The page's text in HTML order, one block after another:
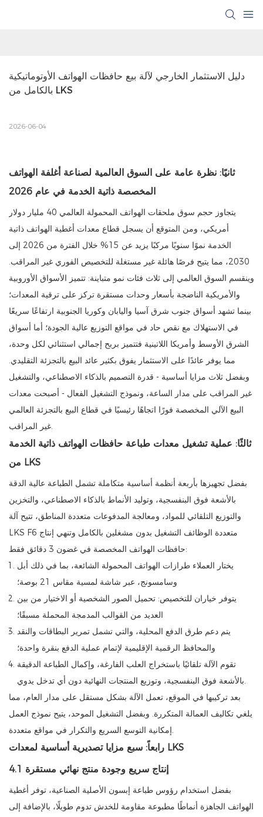
دليل الاستثمار الخارجي لآلة بيع حافظات الهواتف الأوتوماتيكية
بالكامل من LKS
2026-06-04
ثانيًا: نظرة عامة على السوق العالمية لصناعة أغلفة الهواتف
المخصصة ذاتية الخدمة في عام 2026
يتجاوز حجم سوق ملحقات الهواتف المحمولة العالمي 40 مليار دولار
أمريكي، ومن المتوقع أن يسجل قطاع معدات أغطية الهواتف ذاتية
الخدمة نموًا سنويًا مركبًا يزيد عن 15% خلال الفترة من 2026 إلى
2030، مما يتيح فرصًا هائلة غير مستغلة للتخصيص الفوري غير المراقب.
وينقسم السوق العالمي إلى ثلاث فئات نمو متباينة: تتميز الأسواق الأوروبية
والأمريكية الناضجة بأسعار وحدات مستقرة تركز على ترقية المعدات؛
بينما تشهد أسواق جنوب شرق آسيا واليابان وكوريا الجنوبية ارتفاعًا سريعًا
في الاستهلاك مع نقص حاد في مواقع التوزيع عالية الجودة؛ أما أسواق
الشرق الأوسط وأمريكا اللاتينية فتتميز بربح إجمالي استثنائي لكل وحدة،
مما يوفر عائدًا على الاستثمار يفوق بكثير عائد البيع بالتجزئة التقليدي.
وبفضل ثلاث مزايا أساسية - قدرة التصميم بالذكاء الاصطناعي، والتشغيل
غير المراقب على مدار الساعة، ونموذج التشغيل الفعال - أصبحت معدات
البيع الآلي المخصصة فورًا اتجاهًا رئيسيًا في قطاع البيع بالتجزئة العالمي
غير المراقب.
ثالثًا: عملية تشغيل معدات طباعة حافظات الهواتف ذاتية الخدمة
من LKS
بفضل تجهيزها بأربعة أنظمة أساسية متكاملة تشمل الطباعة عالية الدقة
بالأشعة فوق البنفسجية، وتوليد الأنماط بالذكاء الاصطناعي، والتخزين
والتوزيع التلقائي للمواد، ومعالجة المدفوعات متعددة المناطق، تتيح آلة
LKS F6 متعددة الوظائف التشغيل بدون مشغلين بالكامل وتنهي إنتاج
حافظات الهواتف المخصصة في غضون 3 دقائق فقط:
يختار العملاء طرازات الهواتف المحمولة الشائعة، بما في ذلك أبل
وسامسونج، عبر شاشة لمسية مقاس 21 بوصة؛
يتوفر خياران للتخصيص: تحميل الصور الشخصية أو الاختيار من بين
العديد من القوالب المدمجة المحملة مسبقًا؛
يتم دعم طرق الدفع المحلية، والتي تشمل تمرير البطاقات والنقد
والمحافظ الرقمية الإقليمية لإتمام عملية الدفع بنقرة واحدة؛
تقوم الآلة تلقائيًا باستخراج العلب الفارغة، وإكمال الطباعة الدقيقة
بالأشعة فوق البنفسجية، وتوزيع المنتجات النهائية دون أي تدخل يدوي.
بعد تركيبها في الموقع، تعمل الآلة بشكل مستقل على مدار العام، مما
يلغي تكاليف العمالة المتكررة. وبفضل التشغيل الموحد، يتيح نموذج العمل
إمكانية التوسع السريع والتكرار في مواقع متعددة.
رابعاً: سبع مزايا تصديرية أساسية لمعدات LKS
4.1 إنتاج سريع وجودة منتج نهائي مستقرة
بفضل استخدام رؤوس طباعة إبسون الأصلية الصناعية، توفر أغطية
الهواتف الجاهزة أنماطًا مطبوعة مقاومة للخدش تدوم طويلًا، بالإضافة إلى